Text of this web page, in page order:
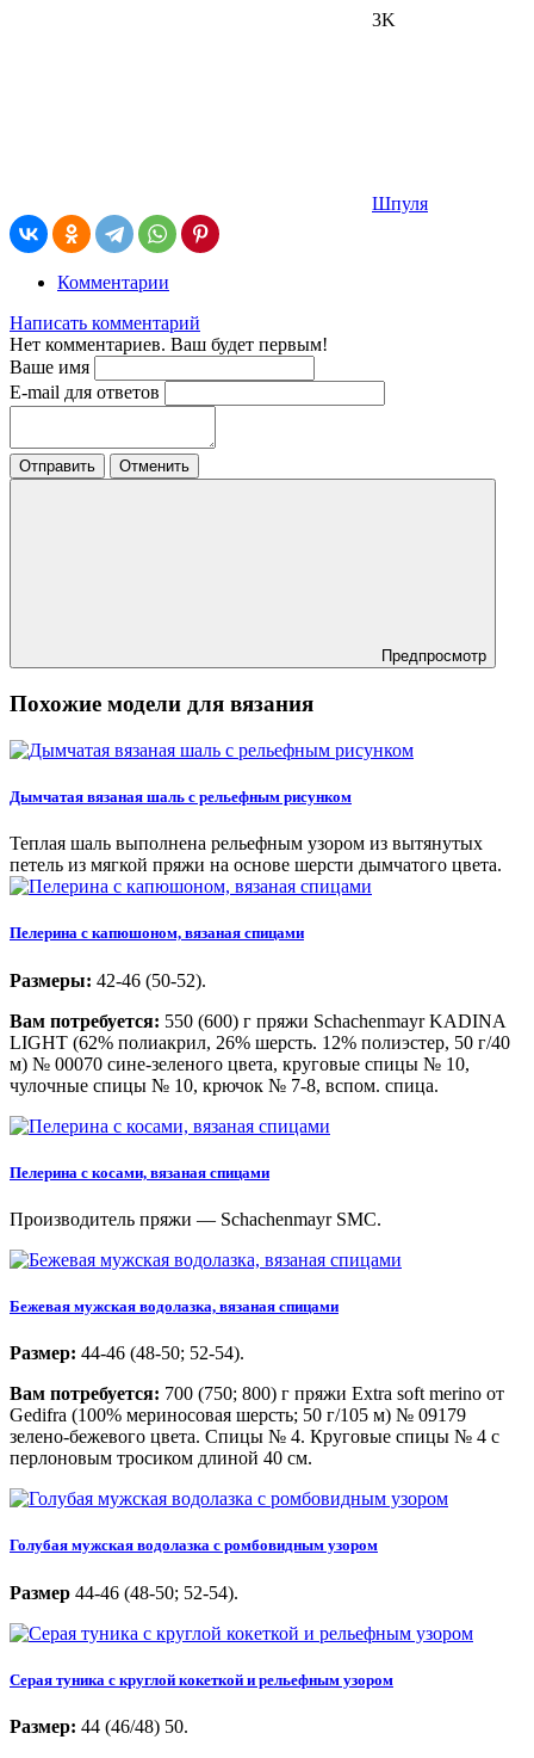
3K
Шпуля
Комментарии
Написать комментарий
Нет комментариев. Ваш будет первым!
Ваше имя
E-mail для ответов
Отправить Отменить
Предпросмотр
Похожие модели для вязания
Дымчатая вязаная шаль с рельефным рисунком
Теплая шаль выполнена рельефным узором из вытянутых
петель из мягкой пряжи на основе шерсти дымчатого цвета.
Пелерина с капюшоном, вязаная спицами
Размеры: 42-46 (50-52).
Вам потребуется: 550 (600) г пряжи Schachenmayr KADINA
LIGHT (62% полиакрил, 26% шерсть. 12% полиэстер, 50 г/40
м) № 00070 сине-зеленого цвета, круговые спицы № 10,
чулочные спицы № 10, крючок № 7-8, вспом. спица.
Пелерина с косами, вязаная спицами
Производитель пряжи — Schachenmayr SMC.
Бежевая мужская водолазка, вязаная спицами
Размер: 44-46 (48-50; 52-54).
Вам потребуется: 700 (750; 800) г пряжи Extra soft merino от
Gedifra (100% мериносовая шерсть; 50 г/105 м) № 09179
зелено-бежевого цвета. Спицы № 4. Круговые спицы № 4 с
перлоновым тросиком длиной 40 см.
Голубая мужская водолазка с ромбовидным узором
Размер 44-46 (48-50; 52-54).
Серая туника с круглой кокеткой и рельефным узором
Размер: 44 (46/48) 50.